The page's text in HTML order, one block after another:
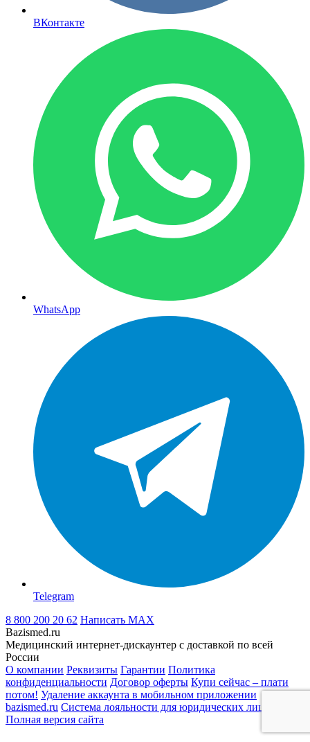
ВКонтакте
WhatsApp
Telegram
8 800 200 20 62 Написать MAX
Bazismed.ru
Медицинский интернет-дискаунтер с доставкой по всей
России
О компании Реквизиты Гарантии Политика
конфиденциальности Договор оферты Купи сейчас – плати
потом! Удаление аккаунта в мобильном приложении
bazismed.ru Система лояльности для юридических лиц
Полная версия сайта